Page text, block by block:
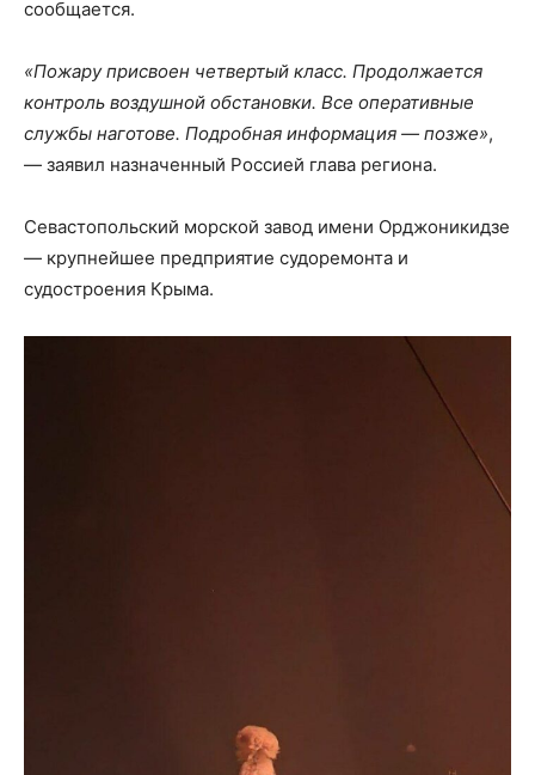
сообщается.
«Пожару присвоен четвертый класс. Продолжается
контроль воздушной обстановки. Все оперативные
службы наготове. Подробная информация — позже»,
— заявил назначенный Россией глава региона.
Севастопольский морской завод имени Орджоникидзе
— крупнейшее предприятие судоремонта и
судостроения Крыма.